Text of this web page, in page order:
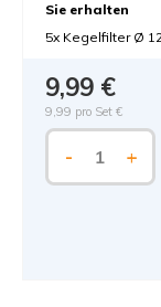
Sie erhalten
5x Kegelfilter Ø
9,99 €
9,99 pro Set €
- +